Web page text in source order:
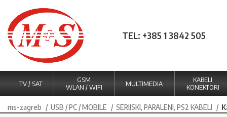
TEL: +385 1 3842 505
TV / SAT
GSM
WLAN / WIFI
MULTIMEDIA
KABELI
KONEKTORI
ms-zagreb USB / PC / MOBILE SERIJSKI, PARALENI, PS2 KABELI